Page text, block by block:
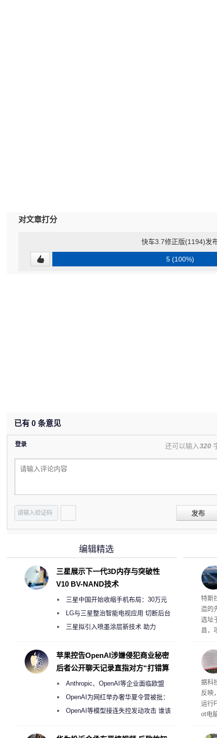
对文章打分
快车3.7修正版(1194)发
5 (100%)
已有 0 条意见
登录 还可以输入320
发布
特斯
造的
选址
县，
在
疑
建
超 1
患
据科
反映
运行
ot电
编辑精选
三星展示下一代3D内存与突破性
V10 BV-NAND技术
三星中国开始收缩手机布局：30万元
月销售额不达标门店 将被逐步清退
LG与三星整治智能电视应用 切断后台
偷偷共享带宽的违规行为
三星拟引入喷墨涂层新技术 助力
度
苹果控告OpenAI涉嫌侵犯商业秘密
后者公开聊天记录直指对方“打错算
Anthropic、OpenAI等企业面临欧盟
《人工智能法案》全新执法权限审查
OpenAI为网红举办奢华夏令营被批：
2000美元一晚 遭讽“反乌托邦”
OpenAI等模型接连失控发动攻击 谁该